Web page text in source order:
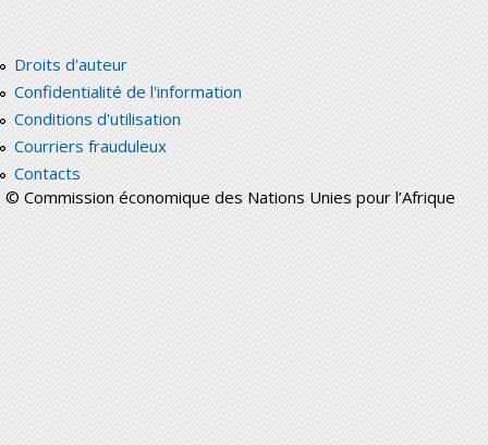
Droits d'auteur
Confidentialité de l'information
Conditions d'utilisation
Courriers frauduleux
Contacts
© Commission économique des Nations Unies pour l’Afrique